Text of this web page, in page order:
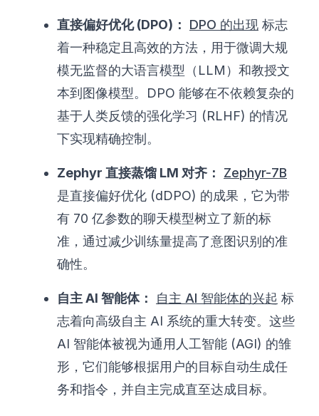
直接偏好优化 (DPO)： DPO 的出现 标志
着一种稳定且高效的方法，用于微调大规
模无监督的大语言模型（LLM）和教授文
本到图像模型。DPO 能够在不依赖复杂的
基于人类反馈的强化学习 (RLHF) 的情况
下实现精确控制。
Zephyr 直接蒸馏 LM 对齐：
Zephyr-7B
是直接偏好优化 (dDPO) 的成果，它为带
有 70 亿参数的聊天模型树立了新的标
准，通过减少训练量提高了意图识别的准
确性。
自主 AI 智能体： 自主 AI 智能体的兴起 标
志着向高级自主 AI 系统的重大转变。这些
AI 智能体被视为通用人工智能 (AGI) 的雏
形，它们能够根据用户的目标自动生成任
务和指令，并自主完成直至达成目标。